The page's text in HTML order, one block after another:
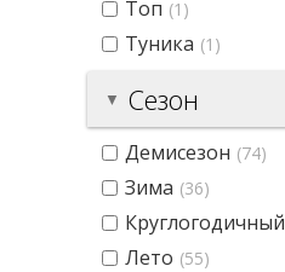
Топ (1)
Туника (1)
Сезон
Демисезон (74)
Зима (36)
Круглогодичный
Лето (55)